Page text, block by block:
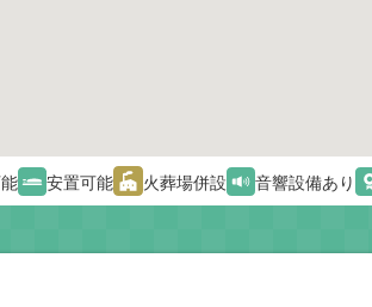
安置可能 火葬場併設 音響設備あり